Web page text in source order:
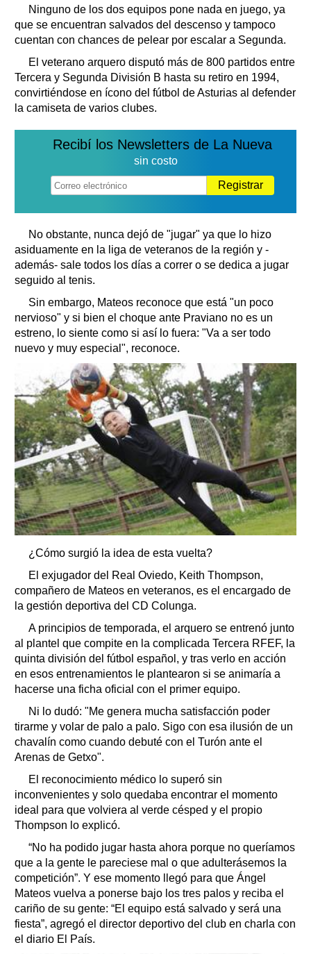
Ninguno de los dos equipos pone nada en juego, ya
que se encuentran salvados del descenso y tampoco
cuentan con chances de pelear por escalar a Segunda.
El veterano arquero disputó más de 800 partidos entre
Tercera y Segunda División B hasta su retiro en 1994,
convirtiéndose en ícono del fútbol de Asturias al defender
la camiseta de varios clubes.
Recibí los Newsletters de La Nueva
sin costo
Registrar
No obstante, nunca dejó de "jugar" ya que lo hizo
asiduamente en la liga de veteranos de la región y -
además- sale todos los días a correr o se dedica a jugar
seguido al tenis.
Sin embargo, Mateos reconoce que está "un poco
nervioso" y si bien el choque ante Praviano no es un
estreno, lo siente como si así lo fuera: "Va a ser todo
nuevo y muy especial", reconoce.
¿Cómo surgió la idea de esta vuelta?
El exjugador del Real Oviedo, Keith Thompson,
compañero de Mateos en veteranos, es el encargado de
la gestión deportiva del CD Colunga.
A principios de temporada, el arquero se entrenó junto
al plantel que compite en la complicada Tercera RFEF, la
quinta división del fútbol español, y tras verlo en acción
en esos entrenamientos le plantearon si se animaría a
hacerse una ficha oficial con el primer equipo.
Ni lo dudó: "Me genera mucha satisfacción poder
tirarme y volar de palo a palo. Sigo con esa ilusión de un
chavalín como cuando debuté con el Turón ante el
Arenas de Getxo".
El reconocimiento médico lo superó sin
inconvenientes y solo quedaba encontrar el momento
ideal para que volviera al verde césped y el propio
Thompson lo explicó.
“No ha podido jugar hasta ahora porque no queríamos
que a la gente le pareciese mal o que adulterásemos la
competición”. Y ese momento llegó para que Ángel
Mateos vuelva a ponerse bajo los tres palos y reciba el
cariño de su gente: “El equipo está salvado y será una
fiesta”, agregó el director deportivo del club en charla con
el diario El País.